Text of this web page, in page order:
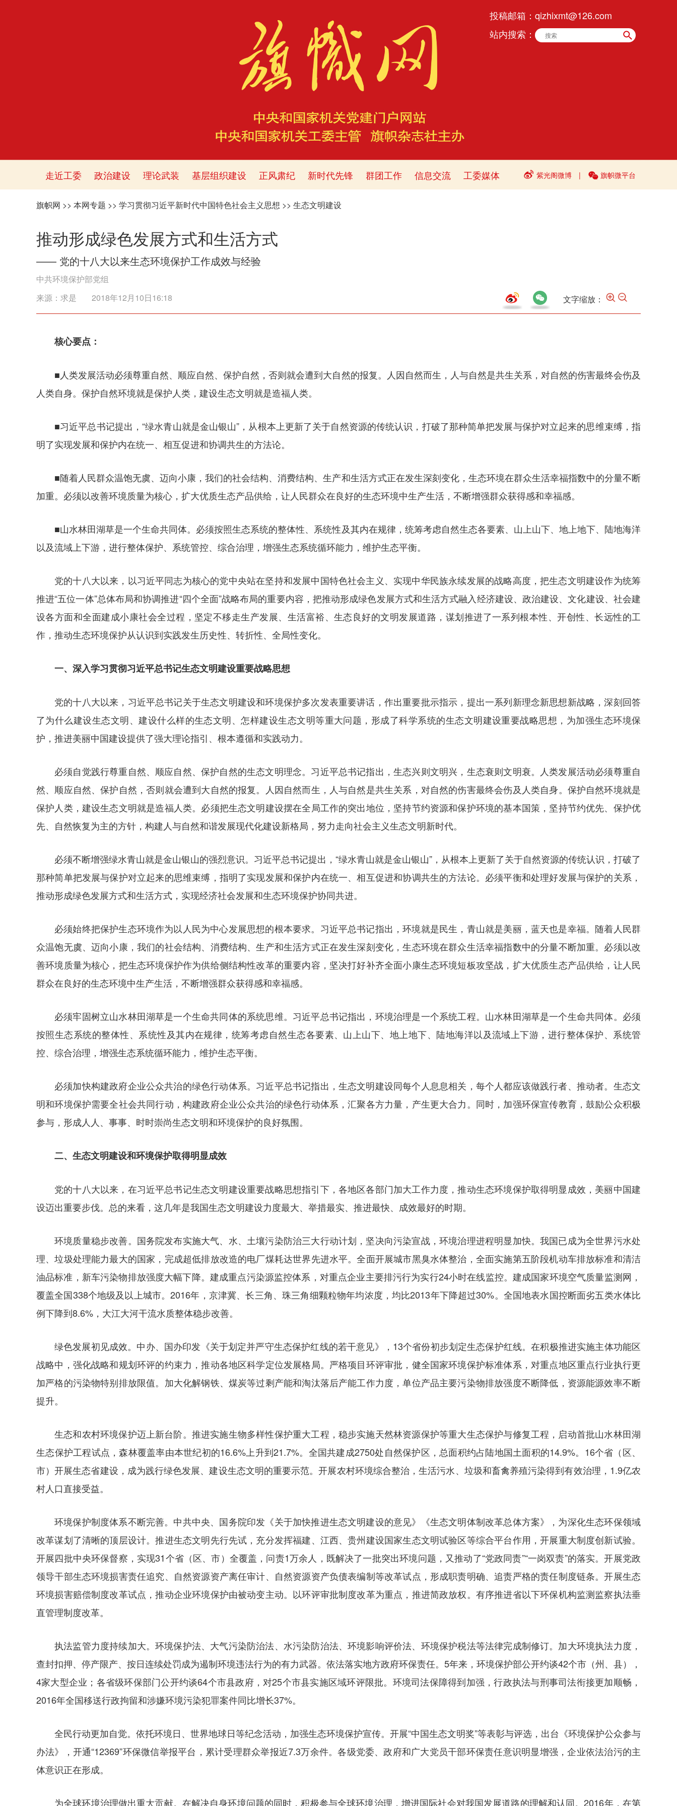
投稿邮箱： qizhixmt@126.com
站内搜索：
走近工委 政治建设 理论武装 基层组织建设 正风肃纪 新时代先锋 群团工作 信息交流 工委媒体 紫光阁微博 | 旗帜微平台
旗帜网 >> 本网专题 >> 学习贯彻习近平新时代中国特色社会主义思想 >> 生态文明建设
推动形成绿色发展方式和生活方式
—— 党的十八大以来生态环境保护工作成效与经验
中共环境保护部党组
来源： 求是 2018年12月10日16:18 文字缩放：
核心要点：
■人类发展活动必须尊重自然、顺应自然、保护自然，否则就会遭到大自然的报复。人因自然而生，人与自然是共生关系，对自然的伤害最终会伤及
人类自身。保护自然环境就是保护人类，建设生态文明就是造福人类。
■习近平总书记提出，“绿水青山就是金山银山”，从根本上更新了关于自然资源的传统认识，打破了那种简单把发展与保护对立起来的思维束缚，指
明了实现发展和保护内在统一、相互促进和协调共生的方法论。
■随着人民群众温饱无虞、迈向小康，我们的社会结构、消费结构、生产和生活方式正在发生深刻变化，生态环境在群众生活幸福指数中的分量不断
加重。必须以改善环境质量为核心，扩大优质生态产品供给，让人民群众在良好的生态环境中生产生活，不断增强群众获得感和幸福感。
■山水林田湖草是一个生命共同体。必须按照生态系统的整体性、系统性及其内在规律，统筹考虑自然生态各要素、山上山下、地上地下、陆地海洋
以及流域上下游，进行整体保护、系统管控、综合治理，增强生态系统循环能力，维护生态平衡。
党的十八大以来，以习近平同志为核心的党中央站在坚持和发展中国特色社会主义、实现中华民族永续发展的战略高度，把生态文明建设作为统筹
推进“五位一体”总体布局和协调推进“四个全面”战略布局的重要内容，把推动形成绿色发展方式和生活方式融入经济建设、政治建设、文化建设、社会建
设各方面和全面建成小康社会全过程，坚定不移走生产发展、生活富裕、生态良好的文明发展道路，谋划推进了一系列根本性、开创性、长远性的工
作，推动生态环境保护从认识到实践发生历史性、转折性、全局性变化。
一、深入学习贯彻习近平总书记生态文明建设重要战略思想
党的十八大以来，习近平总书记关于生态文明建设和环境保护多次发表重要讲话，作出重要批示指示，提出一系列新理念新思想新战略，深刻回答
了为什么建设生态文明、建设什么样的生态文明、怎样建设生态文明等重大问题，形成了科学系统的生态文明建设重要战略思想，为加强生态环境保
护，推进美丽中国建设提供了强大理论指引、根本遵循和实践动力。
必须自觉践行尊重自然、顺应自然、保护自然的生态文明理念。习近平总书记指出，生态兴则文明兴，生态衰则文明衰。人类发展活动必须尊重自
然、顺应自然、保护自然，否则就会遭到大自然的报复。人因自然而生，人与自然是共生关系，对自然的伤害最终会伤及人类自身。保护自然环境就是
保护人类，建设生态文明就是造福人类。必须把生态文明建设摆在全局工作的突出地位，坚持节约资源和保护环境的基本国策，坚持节约优先、保护优
先、自然恢复为主的方针，构建人与自然和谐发展现代化建设新格局，努力走向社会主义生态文明新时代。
必须不断增强绿水青山就是金山银山的强烈意识。习近平总书记提出，“绿水青山就是金山银山”，从根本上更新了关于自然资源的传统认识，打破了
那种简单把发展与保护对立起来的思维束缚，指明了实现发展和保护内在统一、相互促进和协调共生的方法论。必须平衡和处理好发展与保护的关系，
推动形成绿色发展方式和生活方式，实现经济社会发展和生态环境保护协同共进。
必须始终把保护生态环境作为以人民为中心发展思想的根本要求。习近平总书记指出，环境就是民生，青山就是美丽，蓝天也是幸福。随着人民群
众温饱无虞、迈向小康，我们的社会结构、消费结构、生产和生活方式正在发生深刻变化，生态环境在群众生活幸福指数中的分量不断加重。必须以改
善环境质量为核心，把生态环境保护作为供给侧结构性改革的重要内容，坚决打好补齐全面小康生态环境短板攻坚战，扩大优质生态产品供给，让人民
群众在良好的生态环境中生产生活，不断增强群众获得感和幸福感。
必须牢固树立山水林田湖草是一个生命共同体的系统思维。习近平总书记指出，环境治理是一个系统工程。山水林田湖草是一个生命共同体。必须
按照生态系统的整体性、系统性及其内在规律，统筹考虑自然生态各要素、山上山下、地上地下、陆地海洋以及流域上下游，进行整体保护、系统管
控、综合治理，增强生态系统循环能力，维护生态平衡。
必须加快构建政府企业公众共治的绿色行动体系。习近平总书记指出，生态文明建设同每个人息息相关，每个人都应该做践行者、推动者。生态文
明和环境保护需要全社会共同行动，构建政府企业公众共治的绿色行动体系，汇聚各方力量，产生更大合力。同时，加强环保宣传教育，鼓励公众积极
参与，形成人人、事事、时时崇尚生态文明和环境保护的良好氛围。
二、生态文明建设和环境保护取得明显成效
党的十八大以来，在习近平总书记生态文明建设重要战略思想指引下，各地区各部门加大工作力度，推动生态环境保护取得明显成效，美丽中国建
设迈出重要步伐。总的来看，这几年是我国生态文明建设力度最大、举措最实、推进最快、成效最好的时期。
环境质量稳步改善。国务院发布实施大气、水、土壤污染防治三大行动计划，坚决向污染宣战，环境治理进程明显加快。我国已成为全世界污水处
理、垃圾处理能力最大的国家，完成超低排放改造的电厂煤耗达世界先进水平。全面开展城市黑臭水体整治，全面实施第五阶段机动车排放标准和清洁
油品标准，新车污染物排放强度大幅下降。建成重点污染源监控体系，对重点企业主要排污行为实行24小时在线监控。建成国家环境空气质量监测网，
覆盖全国338个地级及以上城市。2016年，京津冀、长三角、珠三角细颗粒物年均浓度，均比2013年下降超过30%。全国地表水国控断面劣五类水体比
例下降到8.6%，大江大河干流水质整体稳步改善。
绿色发展初见成效。中办、国办印发《关于划定并严守生态保护红线的若干意见》，13个省份初步划定生态保护红线。在积极推进实施主体功能区
战略中，强化战略和规划环评的约束力，推动各地区科学定位发展格局。严格项目环评审批，健全国家环境保护标准体系，对重点地区重点行业执行更
加严格的污染物特别排放限值。加大化解钢铁、煤炭等过剩产能和淘汰落后产能工作力度，单位产品主要污染物排放强度不断降低，资源能源效率不断
提升。
生态和农村环境保护迈上新台阶。推进实施生物多样性保护重大工程，稳步实施天然林资源保护等重大生态保护与修复工程，启动首批山水林田湖
生态保护工程试点，森林覆盖率由本世纪初的16.6%上升到21.7%。全国共建成2750处自然保护区，总面积约占陆地国土面积的14.9%。16个省（区、
市）开展生态省建设，成为践行绿色发展、建设生态文明的重要示范。开展农村环境综合整治，生活污水、垃圾和畜禽养殖污染得到有效治理，1.9亿农
村人口直接受益。
环境保护制度体系不断完善。中共中央、国务院印发《关于加快推进生态文明建设的意见》《生态文明体制改革总体方案》，为深化生态环保领域
改革谋划了清晰的顶层设计。推进生态文明先行先试，充分发挥福建、江西、贵州建设国家生态文明试验区等综合平台作用，开展重大制度创新试验。
开展四批中央环保督察，实现31个省（区、市）全覆盖，问责1万余人，既解决了一批突出环境问题，又推动了“党政同责”“一岗双责”的落实。开展党政
领导干部生态环境损害责任追究、自然资源资产离任审计、自然资源资产负债表编制等改革试点，形成职责明确、追责严格的责任制度链条。开展生态
环境损害赔偿制度改革试点，推动企业环境保护由被动变主动。以环评审批制度改革为重点，推进简政放权。有序推进省以下环保机构监测监察执法垂
直管理制度改革。
执法监管力度持续加大。环境保护法、大气污染防治法、水污染防治法、环境影响评价法、环境保护税法等法律完成制修订。加大环境执法力度，
查封扣押、停产限产、按日连续处罚成为遏制环境违法行为的有力武器。依法落实地方政府环保责任。5年来，环境保护部公开约谈42个市（州、县），
4家大型企业；各省级环保部门公开约谈64个市县政府，对25个市县实施区域环评限批。环境司法保障得到加强，行政执法与刑事司法衔接更加顺畅，
2016年全国移送行政拘留和涉嫌环境污染犯罪案件同比增长37%。
全民行动更加自觉。依托环境日、世界地球日等纪念活动，加强生态环境保护宣传。开展“中国生态文明奖”等表彰与评选，出台《环境保护公众参与
办法》，开通“12369”环保微信举报平台，累计受理群众举报近7.3万余件。各级党委、政府和广大党员干部环保责任意识明显增强，企业依法治污的主
体意识正在形成。
为全球环境治理做出重大贡献。在解决自身环境问题的同时，积极参与全球环境治理，增进国际社会对我国发展道路的理解和认同。2016年，在第